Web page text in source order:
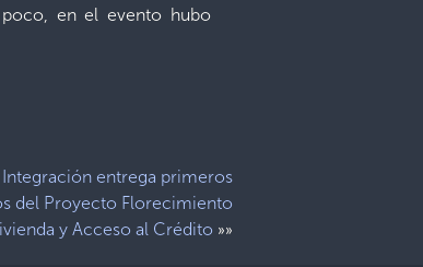
en el evento hubo
entrega primeros
del Proyecto Florecimiento
y Acceso al Crédito »»